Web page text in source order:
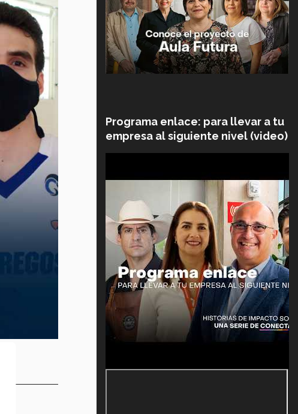
Programa enlace: para llevar a tu
empresa al siguiente nivel (video)